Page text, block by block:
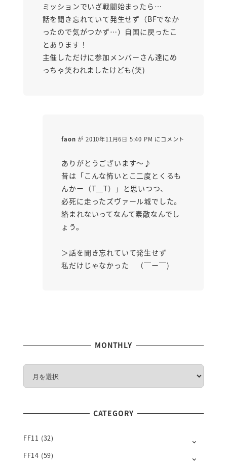
ミッションでいざ戦闘始まったら…
話を聞き忘れていて発生せず（BFでなか
ったので気がつかず…）自国に戻ったこ
とあります！
主催しただけに参加メンバーさん達にめ
っちゃ笑われましたけども(笑)
faon が 2010年11月6日 5:40 PM にコメント
ありがとうございます～♪
昔は「こんな怖いとこ二度とくるも
んかー（T＿T）」と思いつつ、
必死に走ったズヴァール城でした。
絡まれないってなんて素敵なんでし
ょう。
＞話を聞き忘れていて発生せず
私だけじゃなかった （￣ー￣)
MONTHLY
H
Y
CATEGORY
FF11 (32)
FF14 (59)